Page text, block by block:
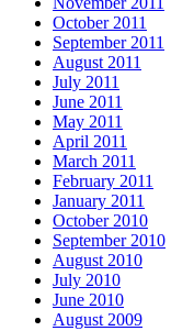
October 2011
September 2011
August 2011
July 2011
June 2011
May 2011
April 2011
March 2011
February 2011
January 2011
October 2010
September 2010
August 2010
July 2010
June 2010
August 2009